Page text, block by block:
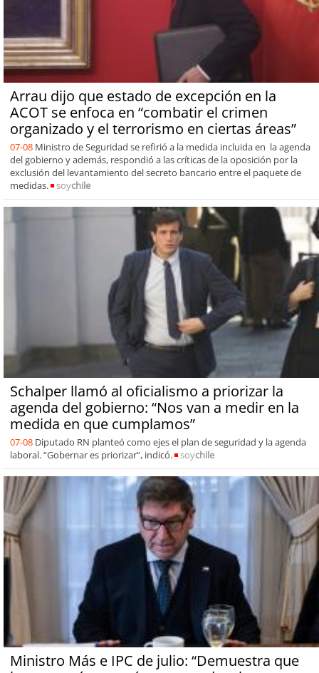
Arrau dijo que estado de excepción en la
ACOT se enfoca en “combatir el crimen
organizado y el terrorismo en ciertas áreas”
07-08 Ministro de Seguridad se refirió a la medida incluida en la agenda
del gobierno y además, respondió a las críticas de la oposición por la
exclusión del levantamiento del secreto bancario entre el paquete de
medidas.
soychile
Schalper llamó al oficialismo a priorizar la
agenda del gobierno: “Nos van a medir en la
medida en que cumplamos”
07-08 Diputado RN planteó como ejes el plan de seguridad y la agenda
laboral. “Gobernar es priorizar”, indicó.
soychile
Ministro Más e IPC de julio: “Demuestra que